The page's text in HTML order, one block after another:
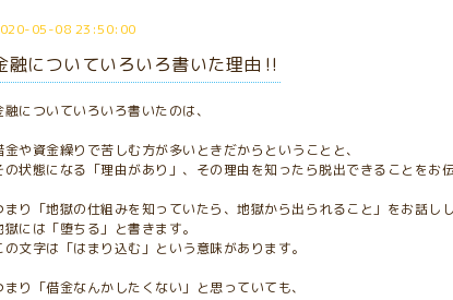
05-08 23:50:00
融についていろいろ書いた理由‼️
融についていろいろ書いたのは、
金や資金繰りで苦しむ方が多いときだからということと、
の状態になる「理由があり」、その理由を知ったら脱出できることをお
まり「地獄の仕組みを知っていたら、地獄から出られること」をお話し
獄には「堕ちる」と書きます。
の文字は「はまり込む」という意味があります。
まり「借金なんかしたくない」と思っていても、